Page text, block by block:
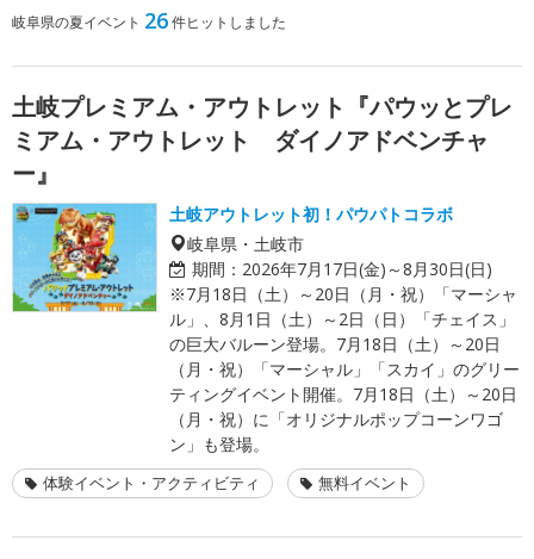
岐阜県の夏イベント 26件ヒットしました
土岐プレミアム・アウトレット『パウッとプレ
ミアム・アウトレット ダイノアドベンチャ
ー』
土岐アウトレット初！パウパトコラボ
岐阜県・土岐市
期間： 2026年7月17日(金)～8月30日(日)
※7月18日（土）～20日（月・祝）「マーシャ
ル」、8月1日（土）～2日（日）「チェイス」
の巨大バルーン登場。7月18日（土）～20日
（月・祝）「マーシャル」「スカイ」のグリー
ティングイベント開催。7月18日（土）～20日
（月・祝）に「オリジナルポップコーンワゴ
ン」も登場。
体験イベント・アクティビティ 無料イベント